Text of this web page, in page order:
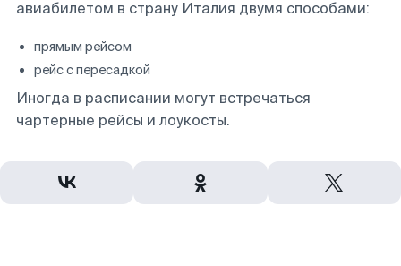
авиабилетом в страну Италия двумя способами:
прямым рейсом
рейс с пересадкой
Иногда в расписании могут встречаться
чартерные рейсы и лоукосты.